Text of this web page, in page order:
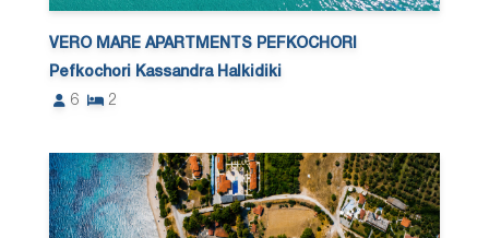
VERO MARE APARTMENTS PEFKOCHORI
Pefkochori Kassandra Halkidiki
6
2